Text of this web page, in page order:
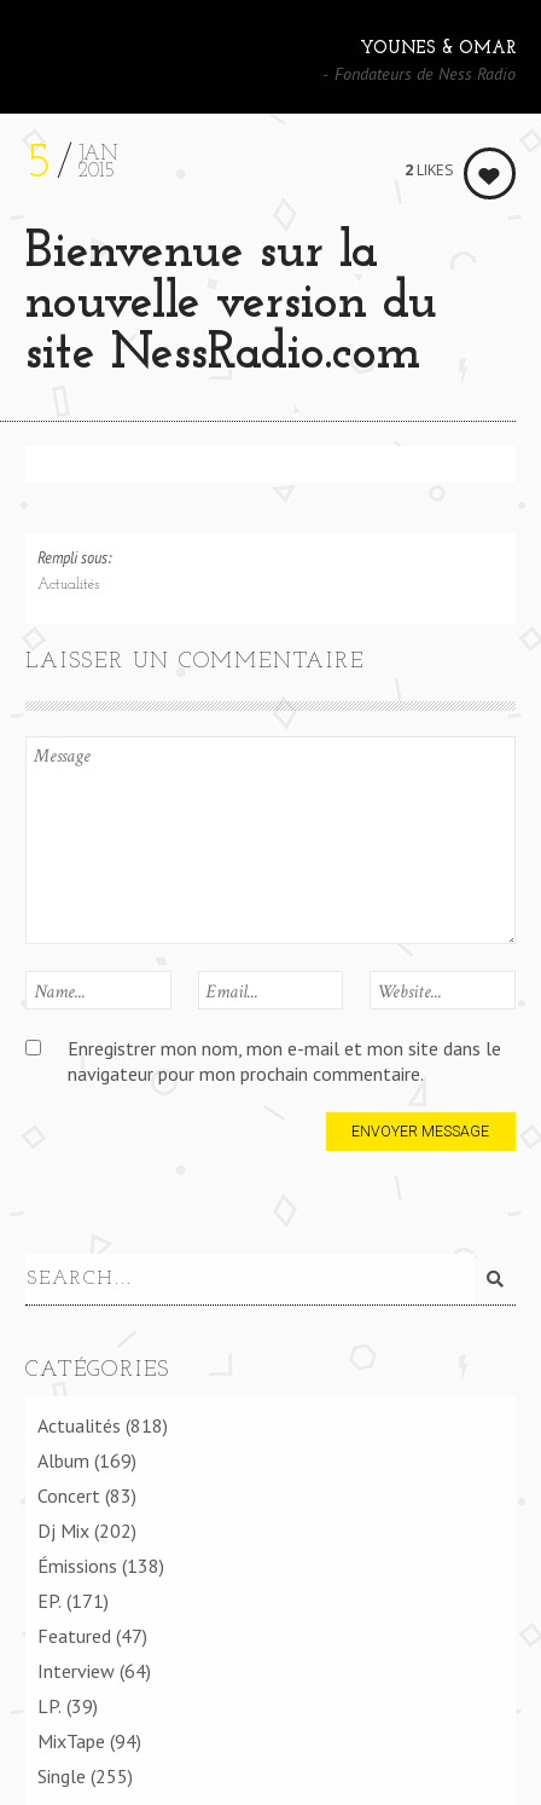
YOUNES & OMAR
Fondateurs de Ness Radio
5
JAN
2015
Bienvenue sur la
nouvelle version du
site NessRadio.com
2 LIKES
Rempli sous:
Actualités
LAISSER UN COMMENTAIRE
Enregistrer mon nom, mon e-mail et mon site dans le
navigateur pour mon prochain commentaire.
CATÉGORIES
Actualités (818)
Album (169)
Concert (83)
Dj Mix (202)
Émissions (138)
EP. (171)
Featured (47)
Interview (64)
LP. (39)
MixTape (94)
Single (255)